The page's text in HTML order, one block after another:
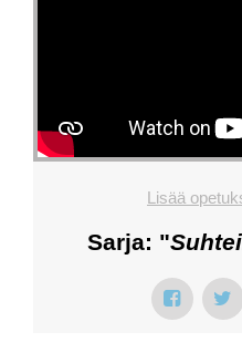
Lisää
Sarja: "